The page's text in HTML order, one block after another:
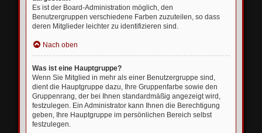
Es ist der Board-Administration möglich, den
Benutzergruppen verschiedene Farben zuzuteilen, so dass
deren Mitglieder leichter zu identifizieren sind.
Nach oben
Was ist eine Hauptgruppe?
Wenn Sie Mitglied in mehr als einer Benutzergruppe sind,
dient die Hauptgruppe dazu, Ihre Gruppenfarbe sowie den
Gruppenrang, der bei Ihnen standardmäßig angezeigt wird,
festzulegen. Ein Administrator kann Ihnen die Berechtigung
geben, Ihre Hauptgruppe im persönlichen Bereich selbst
festzulegen.